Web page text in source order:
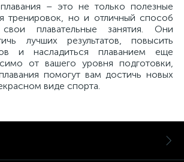
– это не только полезные
тренировок, но и отличный способ
свои плавательные занятия. Они
лучших результатов, повысить
и насладиться плаванием еще
от вашего уровня подготовки,
помогут вам достичь новых
виде спорта.